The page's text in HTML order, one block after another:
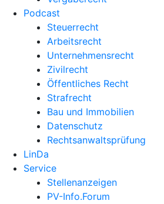
Podcast
Steuerrecht
Arbeitsrecht
Unternehmens­recht
Zivilrecht
Öffentliches Recht
Strafrecht
Bau und Immobilien
Datenschutz
Rechtsanwalts­prüfung
LinDa
Service
Stellenanzeigen
PV-Info.Forum